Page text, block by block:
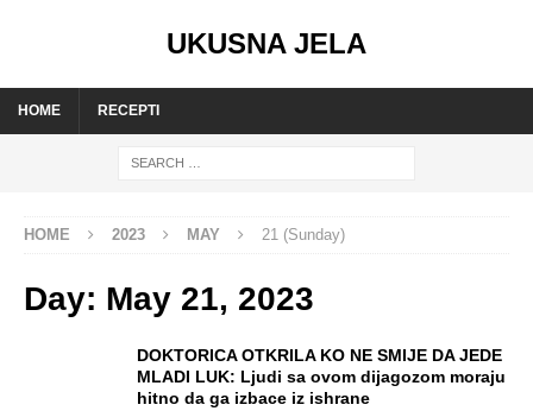
UKUSNA JELA
HOME RECEPTI
HOME 2023 MAY 21 (Sunday)
Day: May 21, 2023
DOKTORICA OTKRILA KO NE SMIJE DA JEDE
MLADI LUK: Ljudi sa ovom dijagozom moraju
hitno da ga izbace iz ishrane